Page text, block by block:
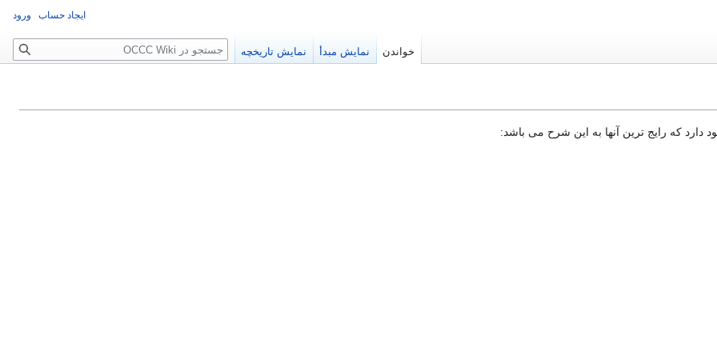
دارد که رایج ترین آنها به این شرح می باشد:
ایجاد حساب ورود
خواندن نمایش مبدأ نمایش تاریخچه جستجو